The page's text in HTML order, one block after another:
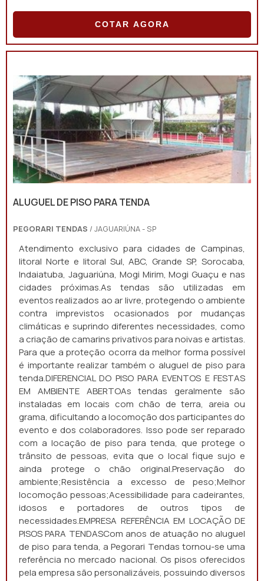
COTAR AGORA
ALUGUEL DE PISO PARA TENDA
PEGORARI TENDAS / JAGUARIÚNA - SP
Atendimento exclusivo para cidades de Campinas,
litoral Norte e litoral Sul, ABC, Grande SP, Sorocaba,
Indaiatuba, Jaguariúna, Mogi Mirim, Mogi Guaçu e nas
cidades próximas.As tendas são utilizadas em
eventos realizados ao ar livre, protegendo o ambiente
contra imprevistos ocasionados por mudanças
climáticas e suprindo diferentes necessidades, como
a criação de camarins privativos para noivas e artistas.
Para que a proteção ocorra da melhor forma possível
é importante realizar também o aluguel de piso para
tenda.DIFERENCIAL DO PISO PARA EVENTOS E FESTAS
EM AMBIENTE ABERTOAs tendas geralmente são
instaladas em locais com chão de terra, areia ou
grama, dificultando a locomoção dos participantes do
evento e dos colaboradores. Isso pode ser reparado
com a locação de piso para tenda, que protege o
trânsito de pessoas, evita que o local fique sujo e
ainda protege o chão original.Preservação do
ambiente;Resistência a excesso de peso;Melhor
locomoção pessoas;Acessibilidade para cadeirantes,
idosos e portadores de outros tipos de
necessidades.EMPRESA REFERÊNCIA EM LOCAÇÃO DE
PISOS PARA TENDASCom anos de atuação no aluguel
de piso para tenda, a Pegorari Tendas tornou-se uma
referência no mercado nacional. Os pisos oferecidos
pela empresa são personalizáveis, possuindo diversos